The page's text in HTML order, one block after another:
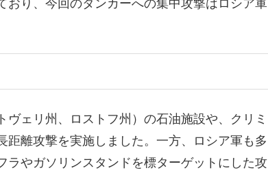
り、今回のタンカーへの集中攻撃はロシア軍
ェリ州、ロストフ州）の石油施設や、クリミ
離攻撃を実施しました。一方、ロシア軍も多
やガソリンスタンドを標ターゲットにした攻